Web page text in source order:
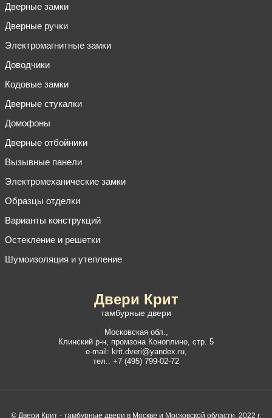
Двери Крит
тамбурные двери
Московская обл.,
Клинский р-н промзона Коноплино, стр. 5
e-mail: krit.dveri@yandex.ru,
тел.: +7 (495) 799-02-72
Дверные замки
Дверные ручки
Электромагнитные замки
Доводчики
Кодовые замки
Дверные стукалки
Домофоны
Дверные отбойники
Вызывные панели
Электромеханические замки
Образцы отделки
Варианты конструкций
Остекление и решетки
Шумоизоляция и утепление
© Двери Крит - тамбурные двери в Москве и Московской области, 2022 г.